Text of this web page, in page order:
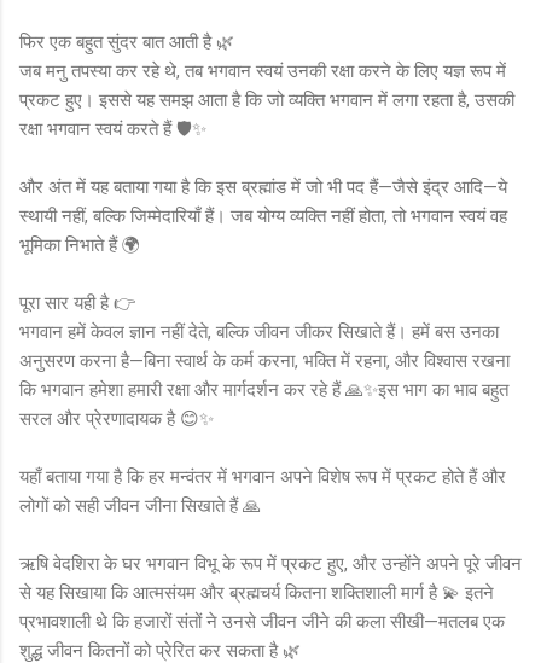
फिर एक बहुत सुंदर बात आती है 🌿
जब मनु तपस्या कर रहे थे, तब भगवान स्वयं उनकी रक्षा करने के लिए यज्ञ रूप में
प्रकट हुए। इससे यह समझ आता है कि जो व्यक्ति भगवान में लगा रहता है, उसकी
रक्षा भगवान स्वयं करते हैं 🛡️✨
और अंत में यह बताया गया है कि इस ब्रह्मांड में जो भी पद हैं—जैसे इंद्र आदि—ये
स्थायी नहीं, बल्कि जिम्मेदारियाँ हैं। जब योग्य व्यक्ति नहीं होता, तो भगवान स्वयं वह
भूमिका निभाते हैं 🌍
पूरा सार यही है 👉
भगवान हमें केवल ज्ञान नहीं देते, बल्कि जीवन जीकर सिखाते हैं। हमें बस उनका
अनुसरण करना है—बिना स्वार्थ के कर्म करना, भक्ति में रहना, और विश्वास रखना
कि भगवान हमेशा हमारी रक्षा और मार्गदर्शन कर रहे हैं 🙏✨इस भाग का भाव बहुत
सरल और प्रेरणादायक है 😊✨
यहाँ बताया गया है कि हर मन्वंतर में भगवान अपने विशेष रूप में प्रकट होते हैं और
लोगों को सही जीवन जीना सिखाते हैं 🙏
ऋषि वेदशिरा के घर भगवान विभू के रूप में प्रकट हुए, और उन्होंने अपने पूरे जीवन
से यह सिखाया कि आत्मसंयम और ब्रह्मचर्य कितना शक्तिशाली मार्ग है 💫 इतने
प्रभावशाली थे कि हजारों संतों ने उनसे जीवन जीने की कला सीखी—मतलब एक
शुद्ध जीवन कितनों को प्रेरित कर सकता है 🌿